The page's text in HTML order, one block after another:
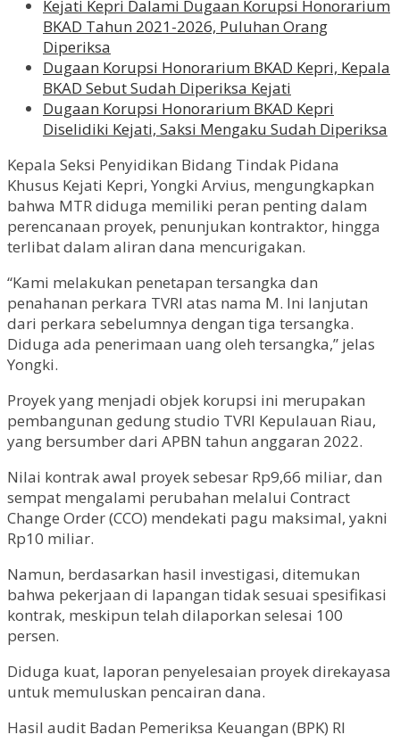
Kejati Kepri Dalami Dugaan Korupsi Honorarium
BKAD Tahun 2021-2026, Puluhan Orang
Diperiksa
Dugaan Korupsi Honorarium BKAD Kepri, Kepala
BKAD Sebut Sudah Diperiksa Kejati
Dugaan Korupsi Honorarium BKAD Kepri
Diselidiki Kejati, Saksi Mengaku Sudah Diperiksa
Kepala Seksi Penyidikan Bidang Tindak Pidana
Khusus Kejati Kepri, Yongki Arvius, mengungkapkan
bahwa MTR diduga memiliki peran penting dalam
perencanaan proyek, penunjukan kontraktor, hingga
terlibat dalam aliran dana mencurigakan.
“Kami melakukan penetapan tersangka dan
penahanan perkara TVRI atas nama M. Ini lanjutan
dari perkara sebelumnya dengan tiga tersangka.
Diduga ada penerimaan uang oleh tersangka,” jelas
Yongki.
Proyek yang menjadi objek korupsi ini merupakan
pembangunan gedung studio TVRI Kepulauan Riau,
yang bersumber dari APBN tahun anggaran 2022.
Nilai kontrak awal proyek sebesar Rp9,66 miliar, dan
sempat mengalami perubahan melalui Contract
Change Order (CCO) mendekati pagu maksimal, yakni
Rp10 miliar.
Namun, berdasarkan hasil investigasi, ditemukan
bahwa pekerjaan di lapangan tidak sesuai spesifikasi
kontrak, meskipun telah dilaporkan selesai 100
persen.
Diduga kuat, laporan penyelesaian proyek direkayasa
untuk memuluskan pencairan dana.
Hasil audit Badan Pemeriksa Keuangan (BPK) RI